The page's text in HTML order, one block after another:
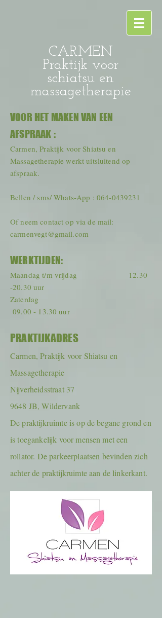
CARMEN
Praktijk voor
schiatsu en
massagetherapie
VOOR HET MAKEN VAN EEN
AFSPRAAK :
Carmen, Praktijk voor Shiatsu en
Massagetherapie werkt uitsluitend op
afspraak.
Bellen / sms/ Whats-App : 064-0439231
Of neem contact op via de mail:
carmenvegt@gmail.com
WERKTIJDEN:
Maandag t/m vrijdag 12.30
-20.30 uur
Zaterdag
09.00 - 13.30 uur
PRAKTIJKADRES
Carmen, Praktijk voor Shiatsu en
Massagetherapie
Nijverheidsstraat 37
9648 JB, Wildervank
De praktijkruimte is op de begane grond en
is toegankelijk voor mensen met een
rollator. De parkeerplaatsen bevinden zich
achter de praktijkruimte aan de linkerkant.